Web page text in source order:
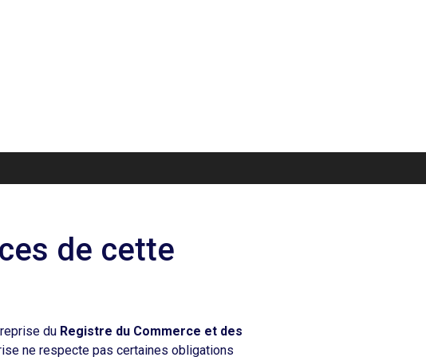
de cette
du Registre du Commerce et des
ne respecte pas certaines obligations